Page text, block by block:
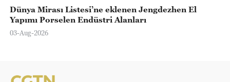
Dünya Mirası Listesi’ne eklenen Jengdezhen El
Yapımı Porselen Endüstri Alanları
03-Aug-2026